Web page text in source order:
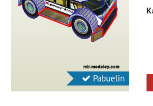
Pabuelin